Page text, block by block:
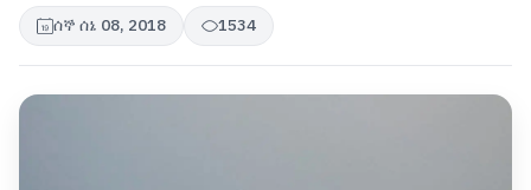
ሰኞ ሰኔ 08, 2018 1534